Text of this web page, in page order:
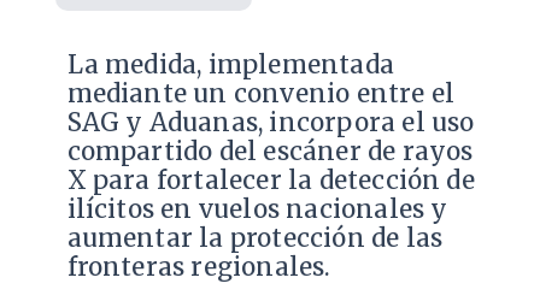
La medida, implementada
mediante un convenio entre el
SAG y Aduanas, incorpora el uso
compartido del escáner de rayos
X para fortalecer la detección de
ilícitos en vuelos nacionales y
aumentar la protección de las
fronteras regionales.